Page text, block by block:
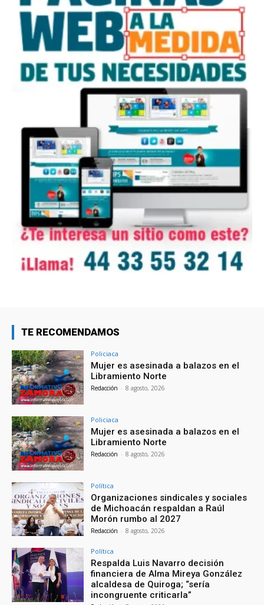
TE RECOMENDAMOS
Policiaca
Mujer es asesinada a balazos en el
Libramiento Norte
Redacción - 8 agosto, 2026
Policiaca
Mujer es asesinada a balazos en el
Libramiento Norte
Redacción - 8 agosto, 2026
Política
Organizaciones sindicales y sociales
de Michoacán respaldan a Raúl
Morón rumbo al 2027
Redacción - 8 agosto, 2026
Política
Respalda Luis Navarro decisión
financiera de Alma Mireya González
alcaldesa de Quiroga; “sería
incongruente criticarla”